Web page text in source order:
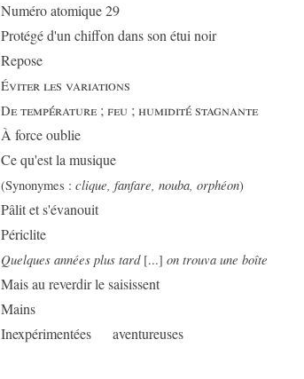
Numéro atomique 29
Protégé d'un chiffon dans son étui noir
Repose
Éviter les variations
De température ; feu ; humidité stagnante
À force oublie
Ce qu'est la musique
(Synonymes : clique, fanfare, nouba, orphéon)
Pâlit et s'évanouit
Périclite
Quelques années plus tard [...] on trouva une boîte
Mais au reverdir le saisissent
Mains
Inexpérimentées aventureuses